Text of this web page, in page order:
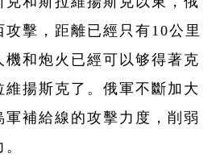
擊，距離已經只有10公里
機和炮火已經可以够得著克
揚斯克了。俄軍不斷加大
補給線的攻擊力度，削弱